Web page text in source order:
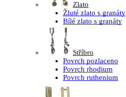
Zlato
Žluté zlato s granáty
Bílé zlato s granáty
Stříbro
Povrch pozlaceno
Povrch rhodium
Povrch ruthenium